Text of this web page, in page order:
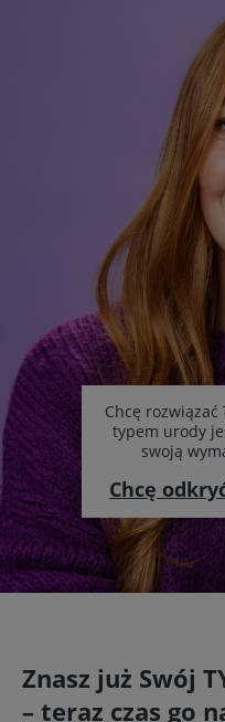
Chcę rozwiązać
typem urody
swoją
Chcę
Znasz już Swój
– teraz czas go